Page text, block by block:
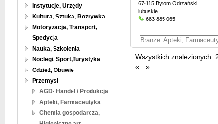
Instytucje, Urzędy
Kultura, Sztuka, Rozrywka
Motoryzacja, Transport,
Spedycja
Nauka, Szkolenia
Noclegi, Sport,Turystyka
Odzież, Obuwie
Przemysł
AGD- Handel / Produkcja
Apteki, Farmaceutyka
Chemia gospodarcza,
67-115 Bytom Odrzański
lubuskie
683 885 065
Branże: Apteki,
Wszystkich znalezionych:
«
»